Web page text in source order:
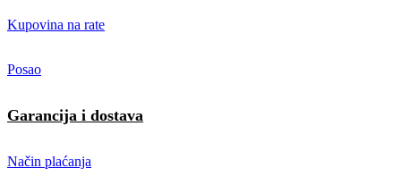
Kupovina na rate
Posao
Garancija i dostava
Način plaćanja